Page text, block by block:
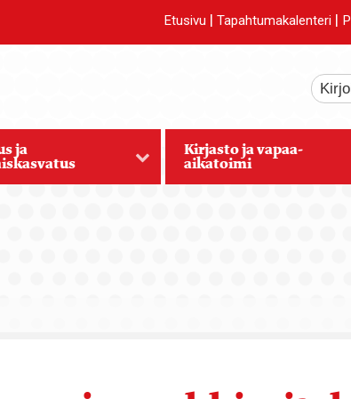
Etusivu | Tapahtumakalenteri |
ja Kirjasto ja vapaa-
aikatoimi